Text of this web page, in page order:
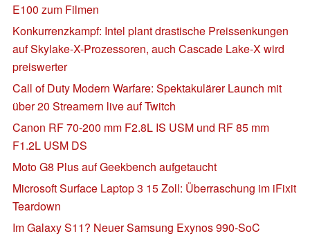
E100 zum Filmen
Konkurrenzkampf: Intel plant drastische Preissenkungen
auf Skylake-X-Prozessoren, auch Cascade Lake-X wird
preiswerter
Call of Duty Modern Warfare: Spektakulärer Launch mit
über 20 Streamern live auf Twitch
Canon RF 70-200 mm F2.8L IS USM und RF 85 mm
F1.2L USM DS
Moto G8 Plus auf Geekbench aufgetaucht
Microsoft Surface Laptop 3 15 Zoll: Überraschung im iFixit
Teardown
Im Galaxy S11? Neuer Samsung Exynos 990-SoC